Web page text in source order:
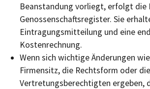
Beanstandung vorliegt, erfolgt die
Genossenschaftsregister. Sie
Eintragungsmitteilung und eine
Kostenrechnung.
Wenn sich wichtige Änderungen
Firmensitz, die Rechtsform oder die
Vertretungsberechtigten ergeben,